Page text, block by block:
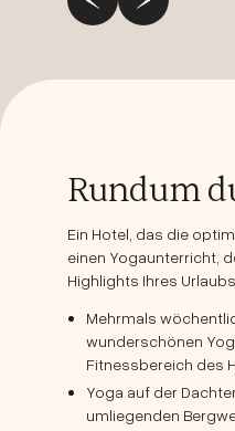
Rundum
Ein Hotel, das die
einen Yogaunterricht,
Highlights Ihres
Mehrmals
wunderschönen
Fitnessbereich des
Yoga auf der
umliegenden